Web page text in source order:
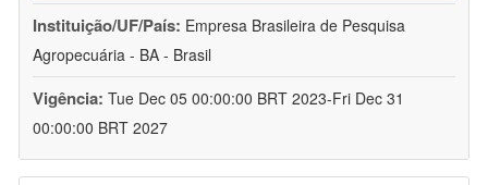
Instituição/UF/País: Empresa Brasileira de Pesquisa
Agropecuária - BA - Brasil
Vigência: Tue Dec 05 00:00:00 BRT 2023-Fri Dec 31
00:00:00 BRT 2027